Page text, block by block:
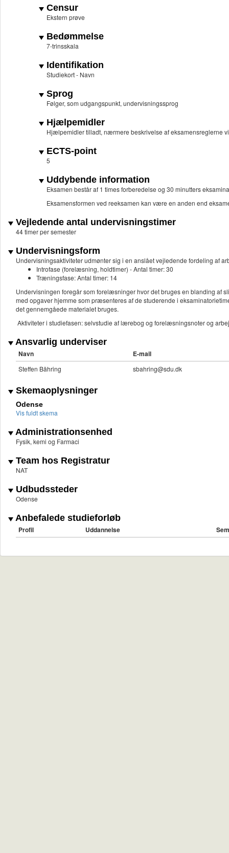
Censur
Ekstern prøve
Bedømmelse
7-trinsskala
Identifikation
Studiekort - Navn
Sprog
Følger, som udgangspunkt, undervisningssprog
Hjælpemidler
Hjælpemidler tilladt, nærmere beskrivelse af eksamensreglerne
ECTS-point
5
Uddybende information
Eksamen består af 1 times forberedelse og 30 minutters
Eksamensformen ved reeksamen kan være en anden end
Vejledende antal undervisningstimer
44 timer per semester
Undervisningsform
Undervisningsaktiviteter udmønter sig i en anslået vejledende fordeling af
Introfase (forelæsning, holdtimer) - Antal timer: 30
Træningsfase: Antal timer: 14
Undervisningen foregår som forelæsninger hvor det bruges en blanding af
med opgaver hjemme som præsenteres af de studerende i
det gennemgåede materialet bruges.
Aktiviteter i studiefasen: selvstudie af lærebog og forelæsningsnoter og
Ansvarlig underviser
Navn E-mail
Steffen Bähring sbahring@sdu.dk
Skemaoplysninger
Odense
Vis fuldt skema
Administrationsenhed
Fysik, kemi og Farmaci
Team hos Registratur
NAT
Udbudssteder
Odense
Anbefalede studieforløb
Profil Uddannelse